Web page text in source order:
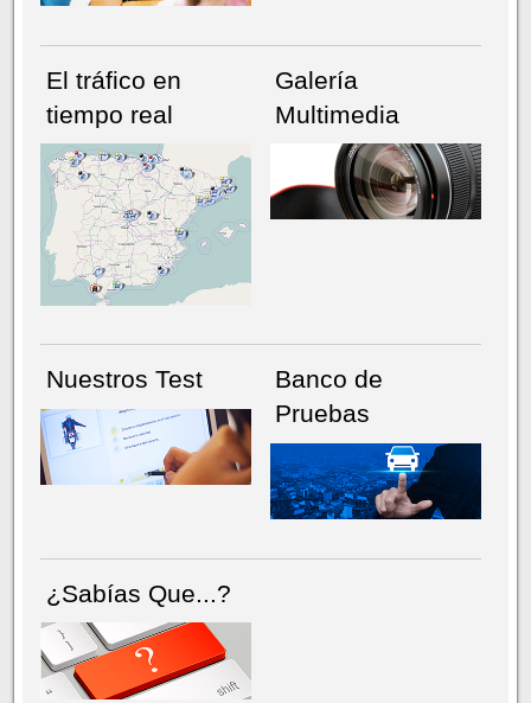
NÚMERO ACTUALHEMEROTECA
El tráfico en
tiempo real
Galería
Multimedia
Nuestros Test
Banco de
Pruebas
¿Sabías Que...?